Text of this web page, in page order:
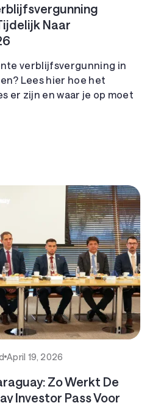
Naar
verblijfsvergunning in
Lees hier hoe het
er zijn en waar je op moet
April 19, 2026
Zo Werkt De
Investor Pass Voor